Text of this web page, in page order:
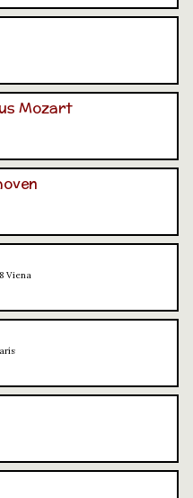
Mozart
Viena